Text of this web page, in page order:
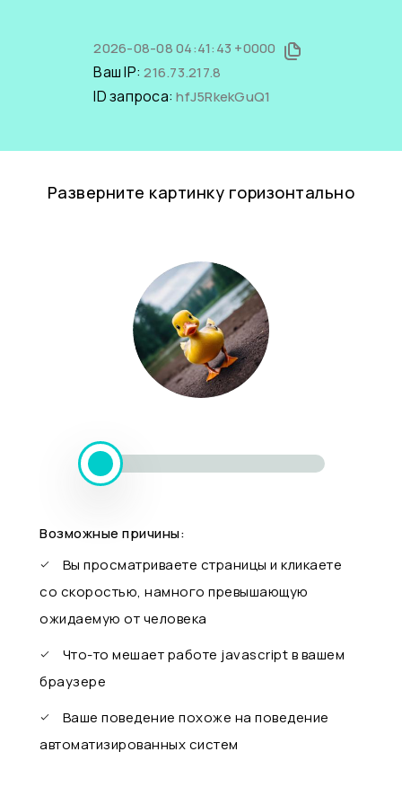
2026-08-08 04:41:43 +0000
Ваш IP:216.73.217.8
ID запроса:hfJ5RkekGuQ1
Разверните картинку горизонтально
Возможные причины:
Вы просматриваете страницы и кликаете
со скоростью, намного превышающую
ожидаемую от человека
Что-то мешает работе javascript в вашем
браузере
Ваше поведение похоже на поведение
автоматизированных систем